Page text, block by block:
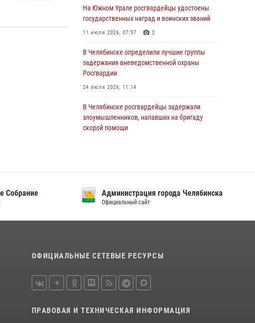
Росгвардия обеспечивает безопасность
граждан на южном направлении
В Уральском округе Росгвардии состоялось
заседание оперативного штаба
30 июля 2026, 10:53
На Южном Урале росгвардейцы удостоены
государственных наград и воинских званий
11 июля 2026, 07:57 2
В Челябинске определили лучшие группы
задержания вневедомственной охраны
Росгвардии
24 июля 2026, 11:14
В Челябинске росгвардейцы задержали
злоумышленников, напавших на бригаду
скорой помощи
прошёл рейд по миграционному контролю
23 июля 2026, 09:28
В Челябинске росгвардейцы обсудили с
По горячим следам задержали
челябинские росгвардейцы
На Южном Урале продолжается акция
Собрание Администрация города Челябинска
Официальный сайт
ОФИЦИАЛЬНЫЕ СЕТЕВЫЕ РЕСУРСЫ
ПРАВОВАЯ И ТЕХНИЧЕСКАЯ ИНФОРМАЦИЯ